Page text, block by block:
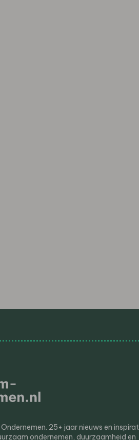
25+ jaar nieuws en
ondernemen, duurzaamheid en